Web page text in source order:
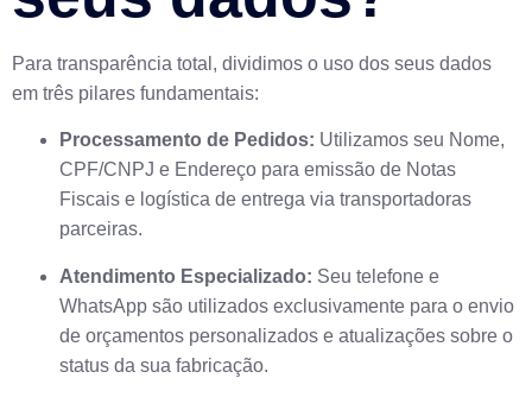
Para transparência total, dividimos o uso dos seus dados
em três pilares fundamentais:
Processamento de Pedidos: Utilizamos seu Nome,
CPF/CNPJ e Endereço para emissão de Notas
Fiscais e logística de entrega via transportadoras
parceiras.
Atendimento Especializado: Seu telefone e
WhatsApp são utilizados exclusivamente para o envio
de orçamentos personalizados e atualizações sobre o
status da sua fabricação.